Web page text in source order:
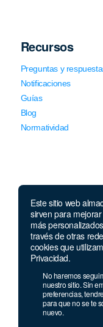
Este sitio web
sirven para
más
través de otras
cookies que
Privacidad.
No haremos
nuestro sitio. Sin
preferencias,
para que no se te
nuevo.
Recursos
Preguntas y
Notificaciones
Guías
Blog
Normatividad
Llámanos
Lunes a viernes de
a 12 p.m.
Teléfono:(1) 640 94
Celular:915 244 989